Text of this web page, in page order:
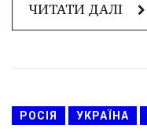
ЧИТАТИ ДАЛІ
РОСІЯ УКРАЇНА